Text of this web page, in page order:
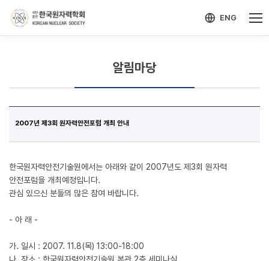
ENG
알림마당
2007년 제3회 원자력안전포럼 개최 안내
한국원자력안전기술원에서는 아래와 같이 2007년도 제3회 원자력
안전포럼을 개최예정입니다.
관심 있으신 분들의 많은 참여 바랍니다.
- 아 래 -
가. 일시 : 2007. 11.8(목) 13:00-18:00